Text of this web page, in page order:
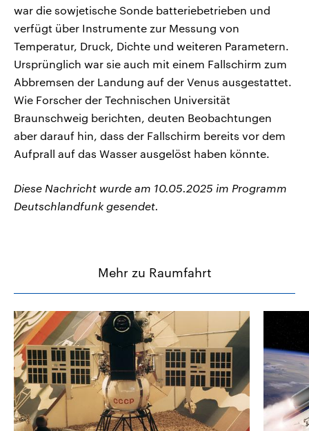
war die sowjetische Sonde batteriebetrieben und
verfügt über Instrumente zur Messung von
Temperatur, Druck, Dichte und weiteren Parametern.
Ursprünglich war sie auch mit einem Fallschirm zum
Abbremsen der Landung auf der Venus ausgestattet.
Wie Forscher der Technischen Universität
Braunschweig berichten, deuten Beobachtungen
aber darauf hin, dass der Fallschirm bereits vor dem
Aufprall auf das Wasser ausgelöst haben könnte.
Diese Nachricht wurde am 10.05.2025 im Programm
Deutschlandfunk gesendet.
Mehr zu Raumfahrt